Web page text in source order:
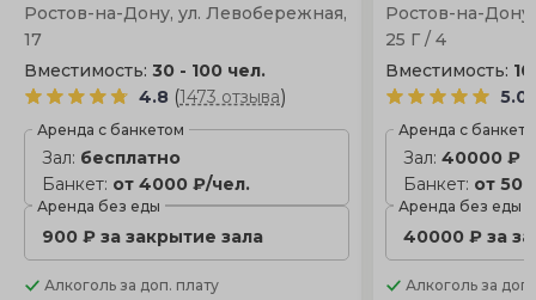
Ростов-на-Дону, ул. Левобережная,
17
Вместимость: 30 - 100 чел.
4.8 (1473 отзыва)
Аренда с банкетом
Зал: бесплатно
Банкет: от 4000 ₽/чел.
Аренда без еды
900 ₽ за закрытие зала
Алкоголь за доп. плату
Ростов-на-
25 Г / 4
Вместимость:
5.0
Аренда с
Зал:40000 ₽
Банкет: от
Аренда без еды
40000 ₽ за
Алкоголь за